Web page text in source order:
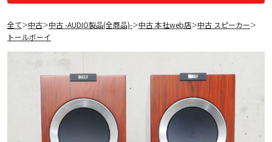
全て＞中古＞中古 -AUDIO製品(全商品)-＞中古 本社web店＞中古 スピーカー＞
トールボーイ